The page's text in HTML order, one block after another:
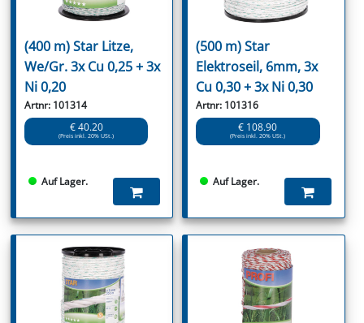
(400 m) Star Litze,
We/Gr. 3x Cu 0,25 + 3x
Ni 0,20
Artnr: 101314
€ 40.20
(Preis inkl. 20% USt.)
Auf Lager.
(500 m) Star
Elektroseil, 6mm, 3x
Cu 0,30 + 3x Ni 0,30
Artnr: 101316
€ 108.90
(Preis inkl. 20% USt.)
Auf Lager.